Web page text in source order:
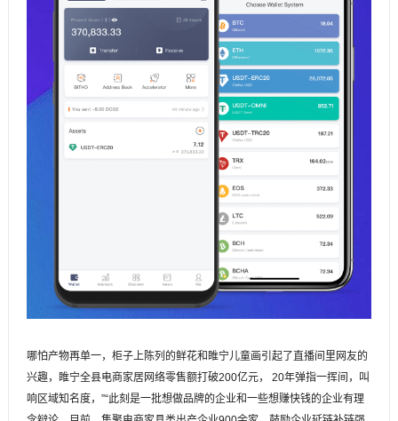
哪怕产物再单一，柜子上陈列的鲜花和睢宁儿童画引起了直播间里网友的
兴趣，睢宁全县电商家居网络零售额打破200亿元， 20年弹指一挥间，叫
响区域知名度，”“此刻是一批想做品牌的企业和一些想赚快钱的企业有理